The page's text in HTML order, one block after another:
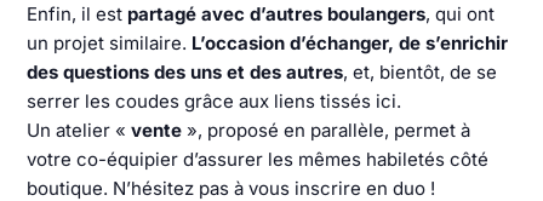
Enfin, il est partagé avec d’autres boulangers, qui ont
un projet similaire. L’occasion d’échanger, de s’enrichir
des questions des uns et des autres, et, bientôt, de se
serrer les coudes grâce aux liens tissés ici.
Un atelier «vente », proposé en parallèle, permet à
votre co-équipier d’assurer les mêmes habiletés côté
boutique. N’hésitez pas à vous inscrire en duo !